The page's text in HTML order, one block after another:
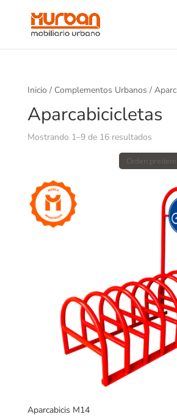
Inicio / Complementos Urbanos /
Aparcabicicletas
Mostrando 1–9 de 16 resultados
Aparcabicis M14